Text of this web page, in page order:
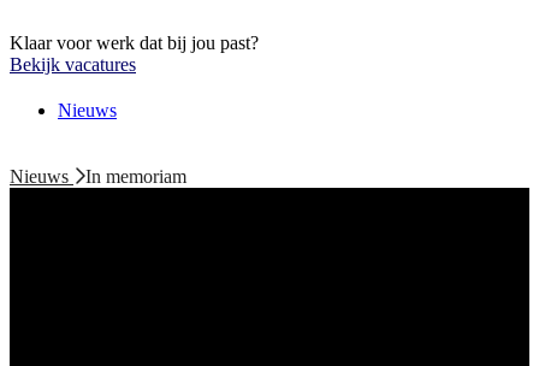
Klaar voor werk dat bij jou past?
Bekijk vacatures
Nieuws
Nieuws In memoriam